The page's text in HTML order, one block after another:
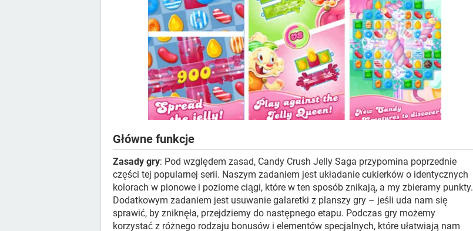
Główne funkcje
Zasady gry: Pod względem zasad, Candy Crush Jelly Saga przypomina poprzednie
części tej popularnej serii. Naszym zadaniem jest układanie cukierków o identycznych
kolorach w pionowe i poziome ciągi, które w ten sposób znikają, a my zbieramy punkty.
Dodatkowym zadaniem jest usuwanie galaretki z planszy gry – jeśli uda nam się
sprawić, by zniknęła, przejdziemy do następnego etapu. Podczas gry możemy
korzystać z różnego rodzaju bonusów i elementów specjalnych, które ułatwiają nam